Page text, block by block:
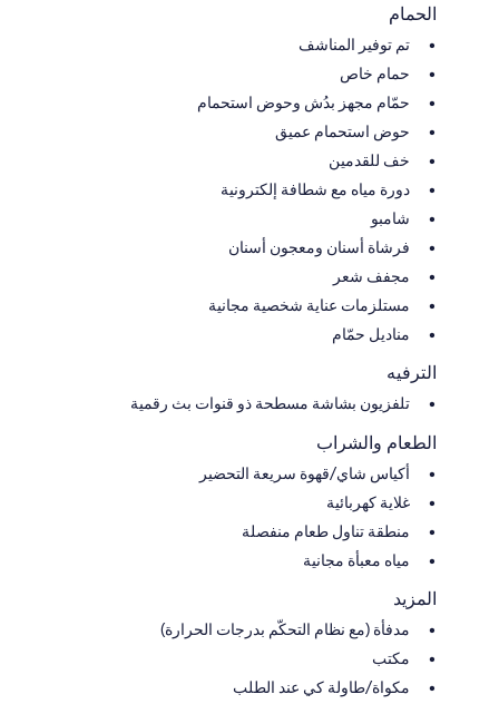
الحمام
تم توفير المناشف
حمام خاص
حمّام مجهز بدُش وحوض استحمام
حوض استحمام عميق
خف للقدمين
دورة مياه مع شطافة إلكترونية
شامبو
فرشاة أسنان ومعجون أسنان
مجفف شعر
مستلزمات عناية شخصية مجانية
مناديل حمّام
الترفيه
تلفزيون بشاشة مسطحة ذو قنوات بث رقمية
الطعام والشراب
أكياس شاي/قهوة سريعة التحضير
غلاية كهربائية
منطقة تناول طعام منفصلة
مياه معبأة مجانية
المزيد
مدفأة (مع نظام التحكّم بدرجات الحرارة)
مكتب
مكواة/طاولة كي عند الطلب